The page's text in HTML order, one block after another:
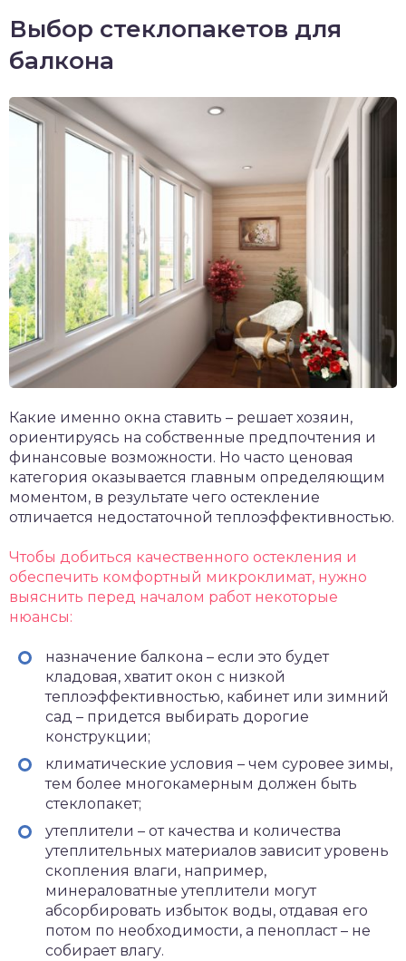
Выбор стеклопакетов для
балкона
Какие именно окна ставить – решает хозяин,
ориентируясь на собственные предпочтения и
финансовые возможности. Но часто ценовая
категория оказывается главным определяющим
моментом, в результате чего остекление
отличается недостаточной теплоэффективностью.
Чтобы добиться качественного остекления и
обеспечить комфортный микроклимат, нужно
выяснить перед началом работ некоторые
нюансы:
назначение балкона – если это будет
кладовая, хватит окон с низкой
теплоэффективностью, кабинет или зимний
сад – придется выбирать дорогие
конструкции;
климатические условия – чем суровее зимы,
тем более многокамерным должен быть
стеклопакет;
утеплители – от качества и количества
утеплительных материалов зависит уровень
скопления влаги, например,
минераловатные утеплители могут
абсорбировать избыток воды, отдавая его
потом по необходимости, а пенопласт – не
собирает влагу.